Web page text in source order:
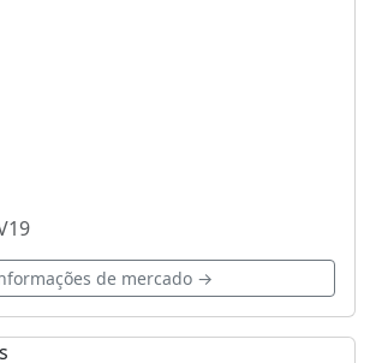
de mercado →